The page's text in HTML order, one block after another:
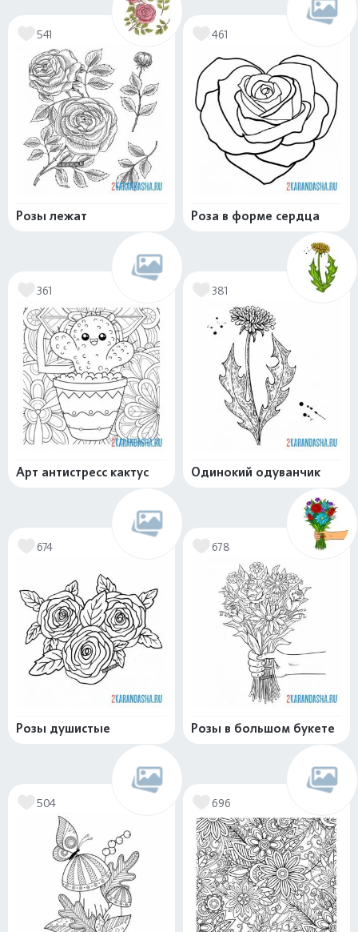
541
Розы лежат
461
Роза в форме сердца
361
Арт антистресс кактус
381
Одинокий одуванчик
674
Розы душистые
678
Розы в большом букете
504 696